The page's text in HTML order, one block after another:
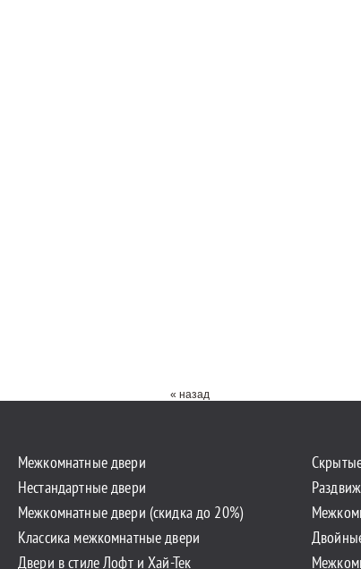
« назад
Межкомнатные двери
Нестандартные двери
Межкомнатные двери (скидка до 20%)
Классика межкомнатные двери
Двери в стиле Лофт и Хай-Тек